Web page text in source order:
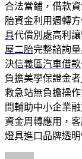
合法當鋪，借款
胎資金利用週轉
具代償別處高利
屋二胎完整諮詢
決信義區汽車借款
負擔美學保證金者
救急站無負擔操
間輔助中小企業
資金周轉應用，
燈具進口品牌透明